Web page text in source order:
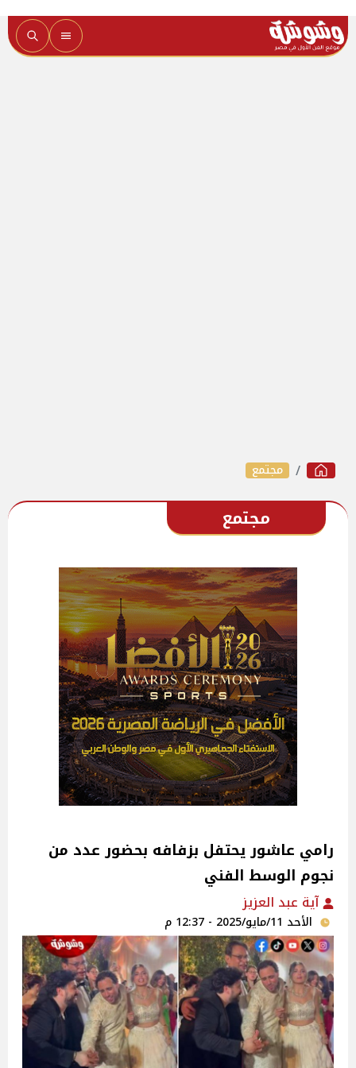
مجتمع
مجتمع
رامي عاشور يحتفل بزفافه بحضور عدد من
نجوم الوسط الفني
آية عبد العزيز
الأحد 11/مايو/2025 - 12:37 م